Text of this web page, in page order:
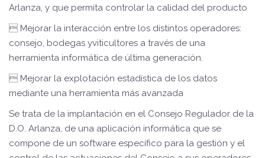
Arlanza, y que permita controlar la calidad del producto
 Mejorar la interacción entre los distintos operadores:
consejo, bodegas yviticultores a través de una
herramienta informática de última generación.
 Mejorar la explotación estadística de los datos
mediante una herramienta más avanzada
Se trata de la implantación en el Consejo Regulador de la
D.O. Arlanza, de una aplicación informática que se
compone de un software específico para la gestión y el